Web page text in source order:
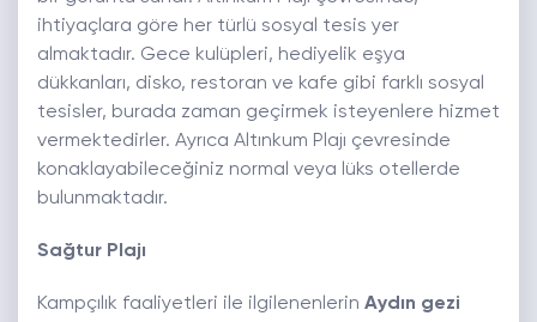
ihtiyaçlara göre her türlü sosyal tesis yer
almaktadır. Gece kulüpleri, hediyelik eşya
dükkanları, disko, restoran ve kafe gibi farklı sosyal
tesisler, burada zaman geçirmek isteyenlere hizmet
vermektedirler. Ayrıca Altınkum Plajı çevresinde
konaklayabileceğiniz normal veya lüks otellerde
bulunmaktadır.
Sağtur Plajı
Kampçılık faaliyetleri ile ilgilenenlerin Aydın gezi